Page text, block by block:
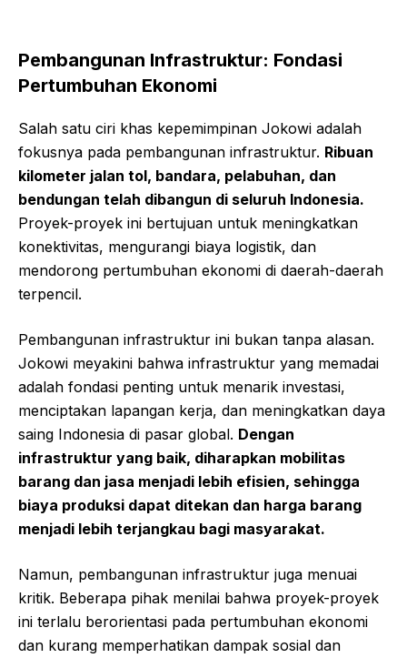
Pembangunan Infrastruktur: Fondasi
Pertumbuhan Ekonomi
Salah satu ciri khas kepemimpinan Jokowi adalah
fokusnya pada pembangunan infrastruktur. Ribuan
kilometer jalan tol, bandara, pelabuhan, dan
bendungan telah dibangun di seluruh Indonesia.
Proyek-proyek ini bertujuan untuk meningkatkan
konektivitas, mengurangi biaya logistik, dan
mendorong pertumbuhan ekonomi di daerah-daerah
terpencil.
Pembangunan infrastruktur ini bukan tanpa alasan.
Jokowi meyakini bahwa infrastruktur yang memadai
adalah fondasi penting untuk menarik investasi,
menciptakan lapangan kerja, dan meningkatkan daya
saing Indonesia di pasar global. Dengan
infrastruktur yang baik, diharapkan mobilitas
barang dan jasa menjadi lebih efisien, sehingga
biaya produksi dapat ditekan dan harga barang
menjadi lebih terjangkau bagi masyarakat.
Namun, pembangunan infrastruktur juga menuai
kritik. Beberapa pihak menilai bahwa proyek-proyek
ini terlalu berorientasi pada pertumbuhan ekonomi
dan kurang memperhatikan dampak sosial dan